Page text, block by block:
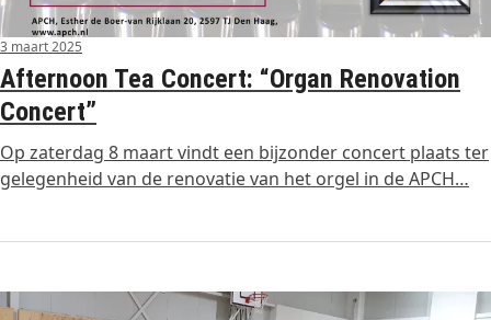
3 maart 2025
Afternoon Tea Concert: “Organ Renovation
Concert”
Op zaterdag 8 maart vindt een bijzonder concert plaats ter
gelegenheid van de renovatie van het orgel in de APCH…